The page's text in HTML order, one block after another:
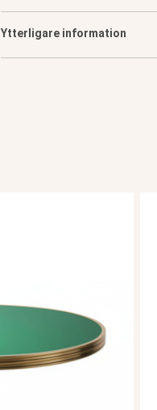
Ytterligare information